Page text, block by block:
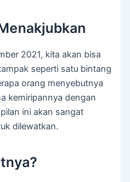
2021, kita akan bisa
seperti satu bintang
orang menyebutnya
kemiripannya dengan
ini akan sangat
dilewatkan.